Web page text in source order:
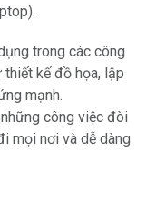
trong các công
thiết kế đồ họa, lập
mạnh.
công việc đòi
mọi nơi và dễ dàng